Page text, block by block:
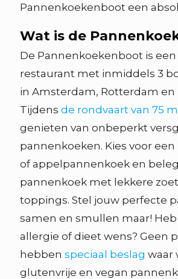
Pannenkoekenboot een
Wat is de
De Pannenkoekenboot is een
restaurant met inmiddels 3
in Amsterdam, Rotterdam en
Tijdens de rondvaart van 75
genieten van onbeperkt
pannenkoeken. Kies voor
of appelpannenkoek en
pannenkoek met lekkere
toppings. Stel jouw perfecte
samen en smullen maar! Heb
allergie of dieet wens? Geen
hebben speciaal beslag waar
glutenvrije en vegan